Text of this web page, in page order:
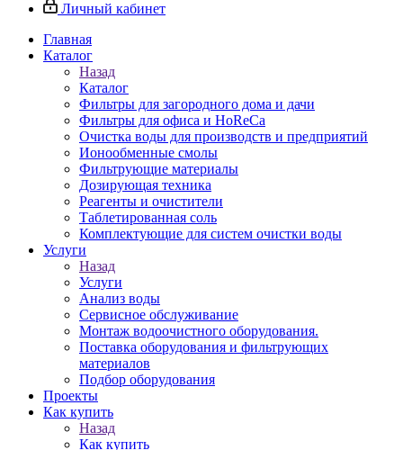
Личный кабинет
Главная
Каталог
Назад
Каталог
Фильтры для загородного дома и дачи
Фильтры для офиса и HoReCa
Очистка воды для производств и предприятий
Ионообменные смолы
Фильтрующие материалы
Дозирующая техника
Реагенты и очистители
Таблетированная соль
Комплектующие для систем очистки воды
Услуги
Назад
Услуги
Анализ воды
Сервисное обслуживание
Монтаж водоочистного оборудования.
Поставка оборудования и фильтрующих
материалов
Подбор оборудования
Проекты
Как купить
Назад
Как купить